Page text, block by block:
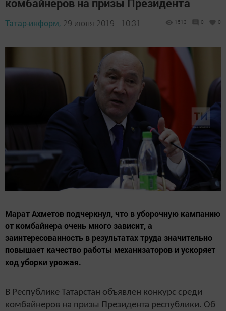
комбайнеров на призы Президента
Татар-информ, 29 июля 2019 - 10:31 1513 0 0
Марат Ахметов подчеркнул, что в уборочную кампанию
от комбайнера очень много зависит, а
заинтересованность в результатах труда значительно
повышает качество работы механизаторов и ускоряет
ход уборки урожая.
В Республике Татарстан объявлен конкурс среди
комбайнеров на призы Президента республики. Об